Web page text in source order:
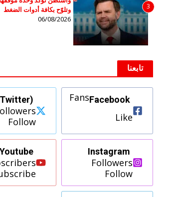
3
وتلوّح بكافة أدوات الضغط
06/08/2026
تابعنا
Facebook
Fans
Like
Follow
Instagram
Followers
Follow
Youtube